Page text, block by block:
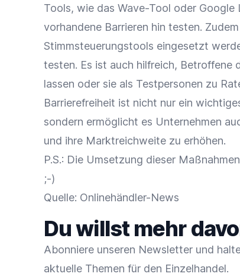
Tools, wie das Wave-Tool oder
vorhandene Barrieren hin testen.
Stimmsteuerungstools eingesetzt
testen. Es ist auch hilfreich, Betroffene
lassen oder sie als Testpersonen zu
Barrierefreiheit ist nicht nur ein
sondern ermöglicht es Unternehmen
und ihre Marktreichweite zu erhöhen.
P.S.: Die Umsetzung dieser
;-)
Quelle: Onlinehändler-News
Du willst mehr
Abonniere unseren Newsletter und
aktuelle Themen für den Einzelhandel.